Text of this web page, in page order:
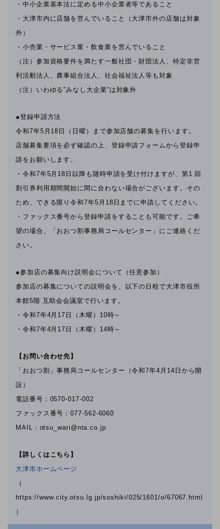
・中小企業基本法に定める中小企業者等であること
・大津市内に店舗を営んでいること（大津市外の店舗は対象
外）
・小売業・サービス業・飲食業を営んでいること
（注）参加資格要件を満たす一般社団・財団法人、特定非営
利活動法人、農事組合法人、社会福祉法人等も対象
（注）いわゆる”みなし大企業”は対象外
●登録申請方法
令和7年5月18日（日曜）まで参加店舗の募集を行います。
店舗募集要項を必ず確認の上、登録申請フォームから登録申
請をお願いします。
・令和7年5月18日以降も随時申請を受け付けますが、第1 回
割引券利用期間開始に間に合わない場合がございます。その
ため、できる限り令和7年5月18日までに申請してください。
・ファックス番号から登録申請をすることも可能です。ご希
望の場合、「おおつ割事務局コールセンター」にご連絡くだ
さい。
●参加店の募集向け説明会について（任意参加）
参加店の募集についての説明会を、以下の日程で大津市役所
本館5階 互助会会議室で行います。
・令和7年4月17日（木曜）10時～
・令和7年4月17日（木曜）14時～
【お問い合わせ先】
「おおつ割」事務局コールセンター（令和7年4月14日から開
設）
電話番号：0570-017-002
ファックス番号：077-562-6060
MAIL：otsu_wari@nta.co.jp
【詳しくはこちら】
大津市ホームページ
（
https://www.city.otsu.lg.jp/soshiki/025/1601/o/67067.html
）